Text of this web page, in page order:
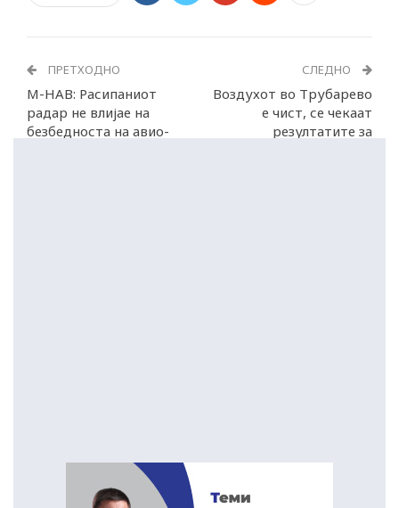
ПРЕТХОДНО
М-НАВ: Расипаниот
радар не влијае на
безбедноста на авио-
СЛЕДНО
Воздухот во Трубарево
е чист, се чекаат
резултатите за